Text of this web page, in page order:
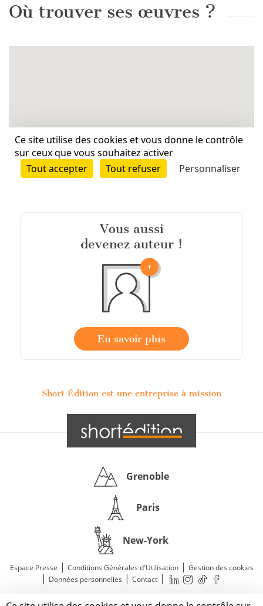
Où trouver ses œuvres ?
Vous aussi
devenez auteur !
En savoir plus
Short Édition est une entreprise à mission
Grenoble
Paris
New-York
Espace Presse | Conditions Générales d'Utilisation| Gestion des cookies
| Données personnelles| Contact|